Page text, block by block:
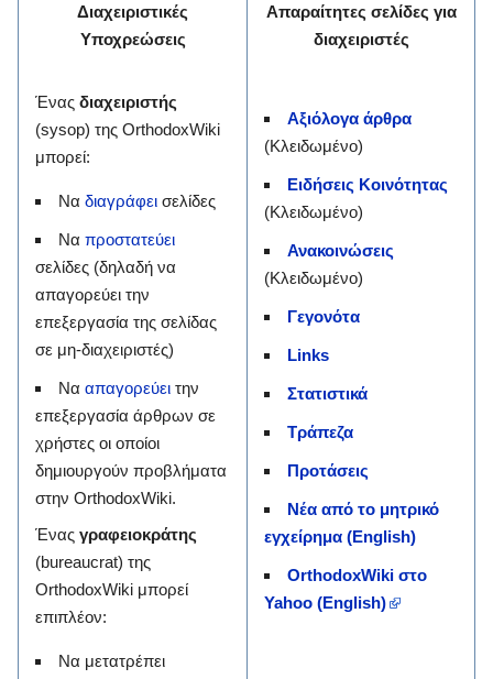
Διαχειριστικές
Υποχρεώσεις
Έναςδιαχειριστής
(sysop) της OrthodoxWiki
μπορεί:
Ναδιαγράφει σελίδες
Ναπροστατεύει
σελίδες (δηλαδή να
απαγορεύει την
επεξεργασία της σελίδας
σε μη-διαχειριστές)
Νααπαγορεύει την
επεξεργασία άρθρων σε
χρήστες οι οποίοι
δημιουργούν προβλήματα
στην OrthodoxWiki.
Έναςγραφειοκράτης
(bureaucrat) της
OrthodoxWiki μπορεί
επιπλέον:
Να μετατρέπει
Απαραίτητες σελίδες για
διαχειριστές
Αξιόλογα άρθρα
(Κλειδωμένο)
Ειδήσεις Κοινότητας
(Κλειδωμένο)
Ανακοινώσεις
(Κλειδωμένο)
Γεγονότα
Links
Στατιστικά
Τράπεζα
Προτάσεις
Νέα από το μητρικό
εγχείρημα (English)
OrthodoxWiki στο
Yahoo (English)